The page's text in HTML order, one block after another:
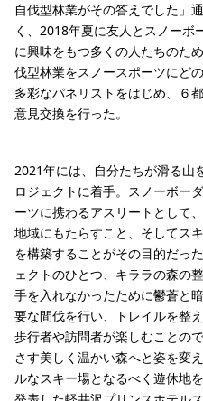
自伐型林業がその答えでした」
く、2018年夏に友人とスノーボ
に興味をもつ多くの人たちのた
伐型林業をスノースポーツにど
多彩なパネリストをはじめ、６
意見交換を行った。
2021年には、自分たちが滑る山
ロジェクトに着手。スノーボー
ーツに携わるアスリートとして
地域にもたらすこと、そしてス
を構築することがその目的だっ
ェクトのひとつ、キララの森の
手を入れなかったために鬱蒼と
要な間伐を行い、トレイルを整
歩行者や訪問者が楽しむことの
さす美しく温かい森へと姿を変
ルなスキー場となるべく遊休地